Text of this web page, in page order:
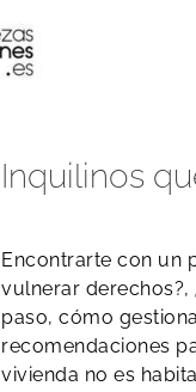
Inquilinos
Encontrarte con un
vulnerar derechos?,
paso, cómo
recomendaciones
vivienda no es